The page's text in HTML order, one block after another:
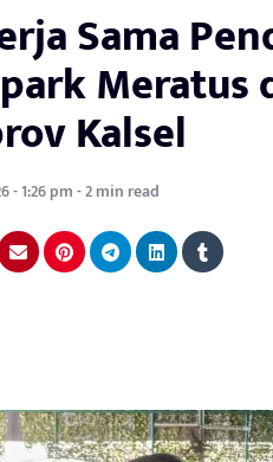
Sama
Meratus
Kalsel
- 1:26 pm - 2 min read